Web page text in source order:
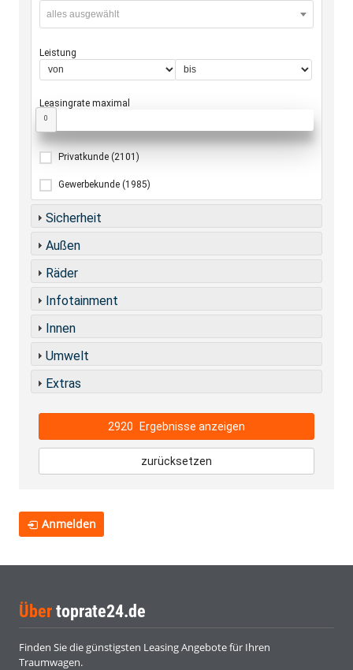
alles ausgewählt
Leistung
Leasingrate maximal
0
Privatkunde (2101)
Gewerbekunde (1985)
Sicherheit
Außen
Räder
Infotainment
Innen
Umwelt
Extras
2920 Ergebnisse anzeigen
zurücksetzen
Anmelden
Über toprate24.de
Finden Sie die günstigsten Leasing Angebote für Ihren
Traumwagen.